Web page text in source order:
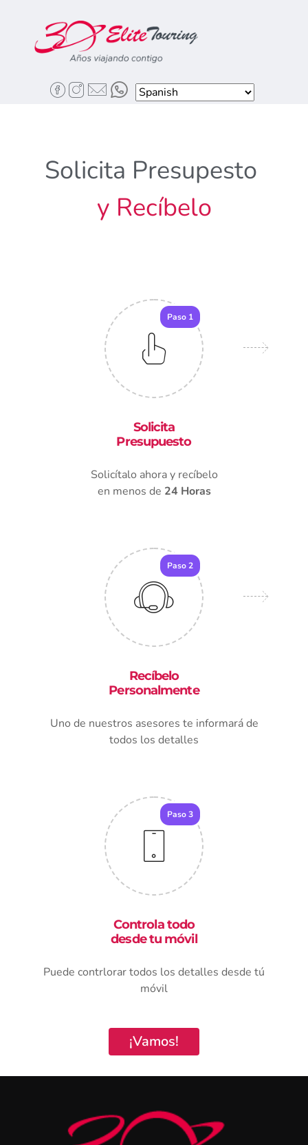
Solicita Presupesto
y Recíbelo
Paso 1
Solicita
Presupuesto
Solicítalo ahora y recíbelo
en menos de 24 Horas
Paso 2
Recíbelo
Personalmente
Uno de nuestros asesores te informará de
todos los detalles
Paso 3
Controla todo
desde tu móvil
Puede contrlorar todos los detalles desde tú
móvil
¡Vamos!